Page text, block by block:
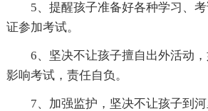
5、提醒孩子准备好各种学习、
证参加考试。
6、坚决不让孩子擅自出外活动
影响考试，责任自负。
7、加强监护，坚决不让孩子到